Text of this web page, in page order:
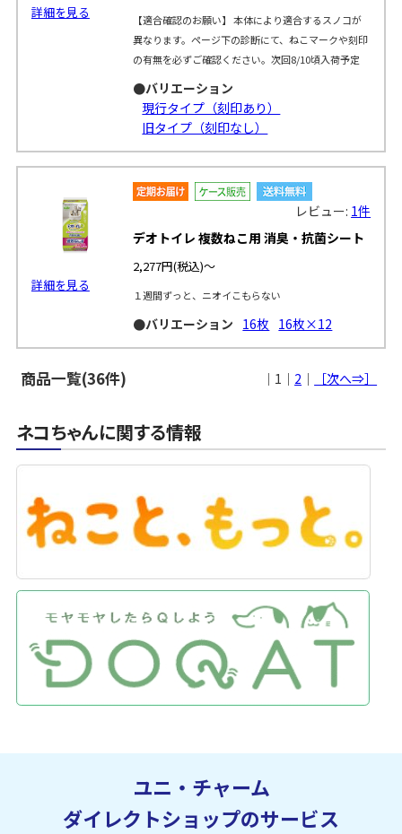
詳細を見る
【適合確認のお願い】 本体により適合するスノコが
異なります。ページ下の診断にて、ねこマークや刻印
の有無を必ずご確認ください。次回8/10頃入荷予定
●バリエーション
現行タイプ（刻印あり）
旧タイプ（刻印なし）
詳細を見る
レビュー: 1件
デオトイレ 複数ねこ用 消臭・抗菌シート
2,277円(税込)～
１週間ずっと、ニオイこもらない
●バリエーション 16枚 16枚×12
商品一覧(36件) ｜1｜ 2 ｜ ［次へ⇒］
ネコちゃんに関する情報
ユニ・チャーム
ダイレクトショップのサービス